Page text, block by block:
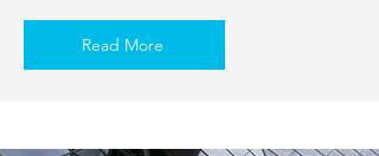
Read More